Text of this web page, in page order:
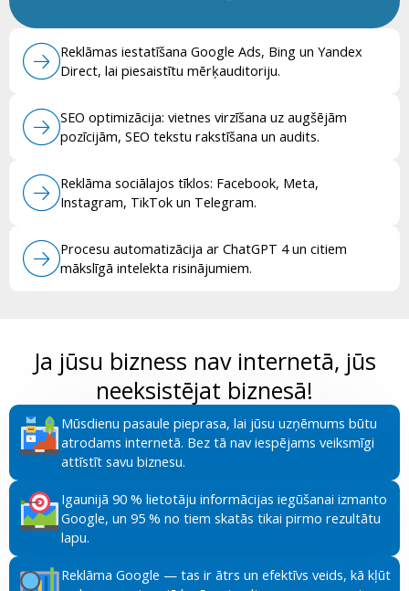
Reklāmas iestatīšana Google Ads, Bing un Yandex
Direct, lai piesaistītu mērķauditoriju.
SEO optimizācija: vietnes virzīšana uz augšējām
pozīcijām, SEO tekstu rakstīšana un audits.
Reklāma sociālajos tīklos: Facebook, Meta,
Instagram, TikTok un Telegram.
Procesu automatizācija ar ChatGPT 4 un citiem
mākslīgā intelekta risinājumiem.
Ja jūsu bizness nav internetā, jūs
neeksistējat biznesā!
Mūsdienu pasaule pieprasa, lai jūsu uzņēmums būtu
atrodams internetā. Bez tā nav iespējams veiksmīgi
attīstīt savu biznesu.
Igaunijā 90 % lietotāju informācijas iegūšanai izmanto
Google, un 95 % no tiem skatās tikai pirmo rezultātu
lapu.
Reklāma Google — tas ir ātrs un efektīvs veids, kā kļūt